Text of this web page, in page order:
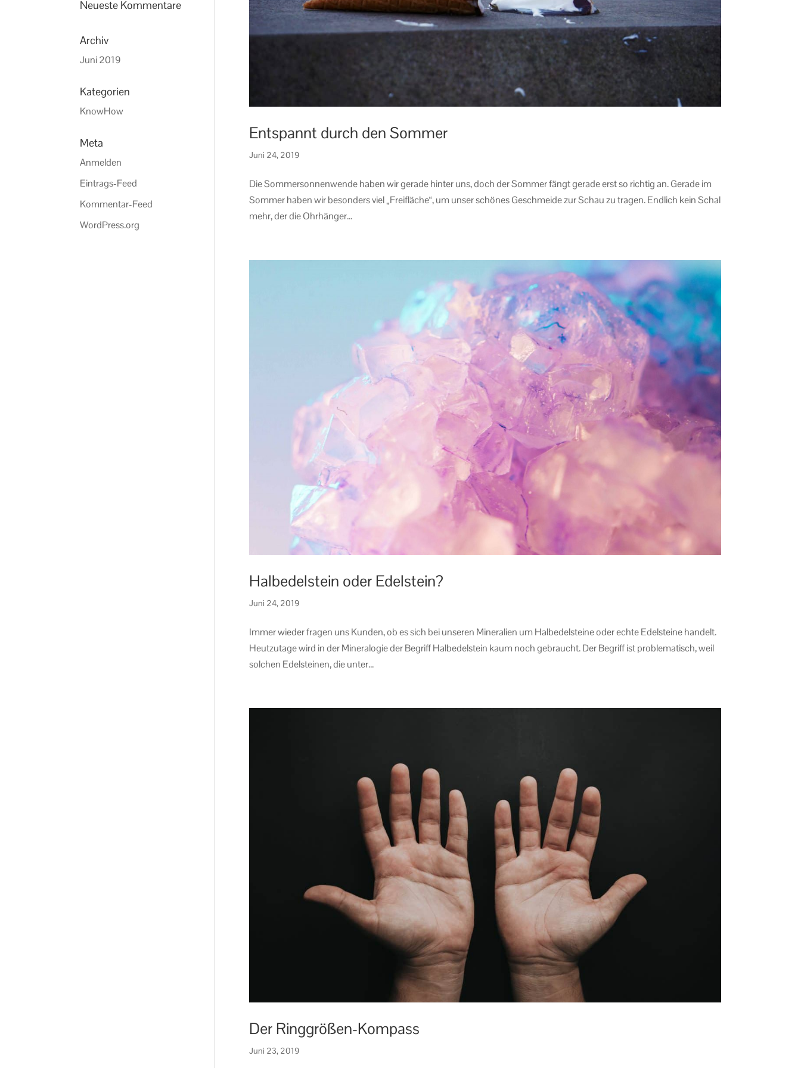
Entspannt durch den Sommer
Juni 24, 2019
Die Sommersonnenwende haben wir gerade hinter uns, doch der Sommer fängt gerade erst so richtig an. Gerade im
Sommer haben wir besonders viel „Freifläche“, um unser schönes Geschmeide zur Schau zu tragen. Endlich kein Schal
mehr, der die Ohrhänger...
Halbedelstein oder Edelstein?
Juni 24, 2019
Immer wieder fragen uns Kunden, ob es sich bei unseren Mineralien um Halbedelsteine oder echte Edelsteine handelt.
Heutzutage wird in der Mineralogie der Begriff Halbedelstein kaum noch gebraucht. Der Begriff ist problematisch, weil
solchen Edelsteinen, die unter...
Der Ringgrößen-Kompass
Juni 23, 2019
Neueste Kommentare
Archiv
Juni 2019
Kategorien
KnowHow
Meta
Anmelden
Eintrags-Feed
Kommentar-Feed
WordPress.org